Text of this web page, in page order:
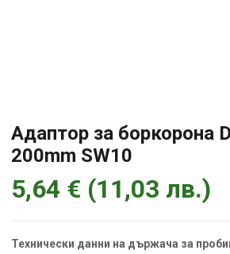
Адаптор за боркорона
200mm SW10
5,64 € (11,03 лв.)
Технически данни на държача за